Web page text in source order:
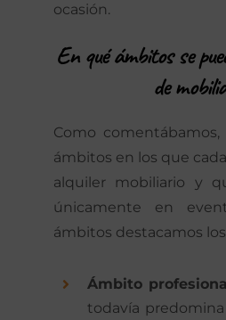
ocasión.
En qué ámbitos se
de
Como
ámbitos en los que
alquiler mobiliario y
únicamente en
ámbitos destacamos
Ámbito profesional
todavía